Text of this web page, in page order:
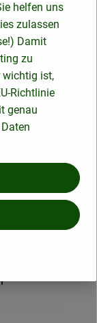
Den Joghurt,
mit dem Apfel
und die
4 gehäufte
jeweils etwas
Seite in je ca.
auf
Mit dem
nochmals
helfen uns
zulassen
Damit
zu
wichtig ist,
Richtlinie
genau